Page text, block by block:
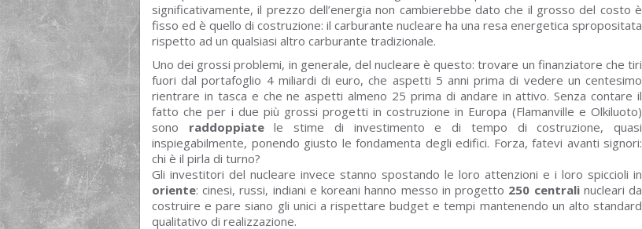
significativamente, il prezzo dell’energia non cambierebbe dato che il grosso del costo è
fisso ed è quello di costruzione: il carburante nucleare ha una resa energetica spropositata
rispetto ad un qualsiasi altro carburante tradizionale.
Uno dei grossi problemi, in generale, del nucleare è questo: trovare un finanziatore che tiri
fuori dal portafoglio 4 miliardi di euro, che aspetti 5 anni prima di vedere un centesimo
rientrare in tasca e che ne aspetti almeno 25 prima di andare in attivo. Senza contare il
fatto che per i due più grossi progetti in costruzione in Europa (Flamanville e Olkiluoto)
sono raddoppiatele stime di investimento e di tempo di costruzione, quasi
inspiegabilmente, ponendo giusto le fondamenta degli edifici. Forza, fatevi avanti signori:
chi è il pirla di turno?
Gli investitori del nucleare invece stanno spostando le loro attenzioni e i loro spiccioli in
oriente: cinesi, russi, indiani e koreani hanno messo in progetto 250 centralinucleari da
costruire e pare siano gli unici a rispettare budget e tempi mantenendo un alto standard
qualitativo di realizzazione.